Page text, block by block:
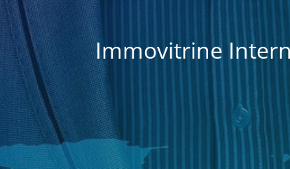
Immovitrine